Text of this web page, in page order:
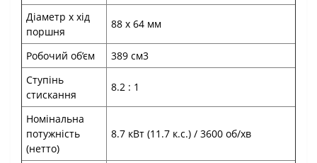
Діаметр х хід
поршня
88 х 64 мм
Робочий об’єм
389 см3
Ступінь
стискання
8.2 : 1
Номінальна
потужність
(нетто)
8.7 кВт (11.7 к.с.) / 3600 об/хв